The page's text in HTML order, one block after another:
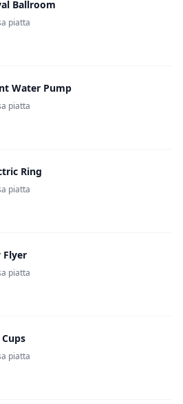
Ballroom
piatta
Water Pump
piatta
Ring
piatta
Flyer
piatta
Cups
piatta